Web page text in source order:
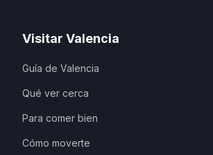
Visitar Valencia
Guía de Valencia
Qué ver cerca
Para comer bien
Cómo moverte